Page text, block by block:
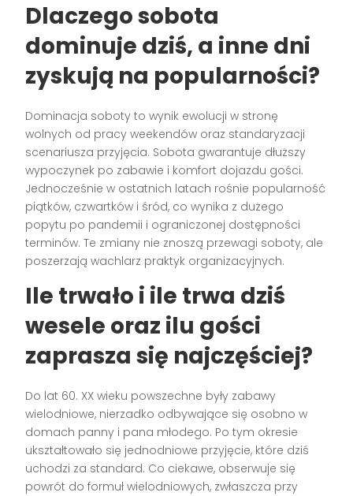
Dlaczego sobota
dominuje dziś, a inne dni
zyskują na popularności?
Dominacja soboty to wynik ewolucji w stronę
wolnych od pracy weekendów oraz standaryzacji
scenariusza przyjęcia. Sobota gwarantuje dłuższy
wypoczynek po zabawie i komfort dojazdu gości.
Jednocześnie w ostatnich latach rośnie popularność
piątków, czwartków i śród, co wynika z dużego
popytu po pandemii i ograniczonej dostępności
terminów. Te zmiany nie znoszą przewagi soboty, ale
poszerzają wachlarz praktyk organizacyjnych.
Ile trwało i ile trwa dziś
wesele oraz ilu gości
zaprasza się najczęściej?
Do lat 60. XX wieku powszechne były zabawy
wielodniowe, nierzadko odbywające się osobno w
domach panny i pana młodego. Po tym okresie
ukształtowało się jednodniowe przyjęcie, które dziś
uchodzi za standard. Co ciekawe, obserwuje się
powrót do formuł wielodniowych, zwłaszcza przy